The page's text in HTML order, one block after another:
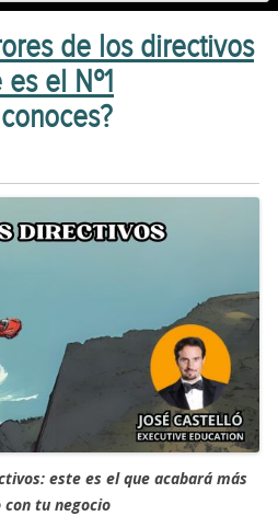
Skip to content
de los directivos
el Nº1
este es el que acabará más
con tu negocio